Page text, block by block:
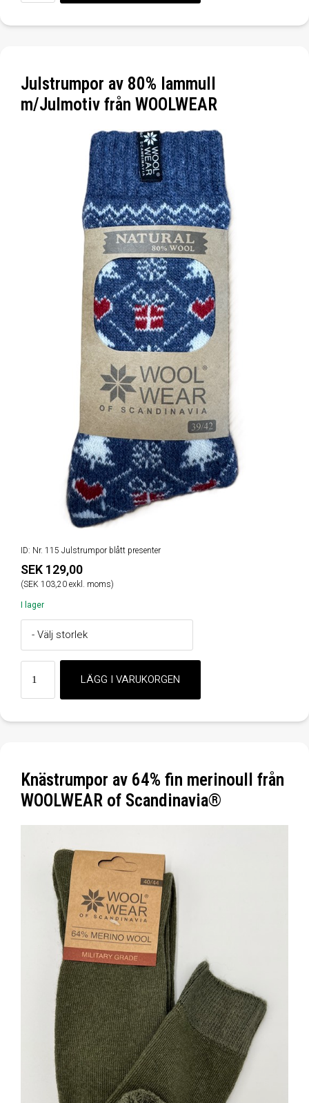
Julstrumpor av 80% lammull
m/Julmotiv från WOOLWEAR
ID: Nr. 115 Julstrumpor blått presenter
SEK 129,00
(SEK 103,20 exkl. moms)
I lager
Knästrumpor av 64% fin merinoull från
WOOLWEAR of Scandinavia®